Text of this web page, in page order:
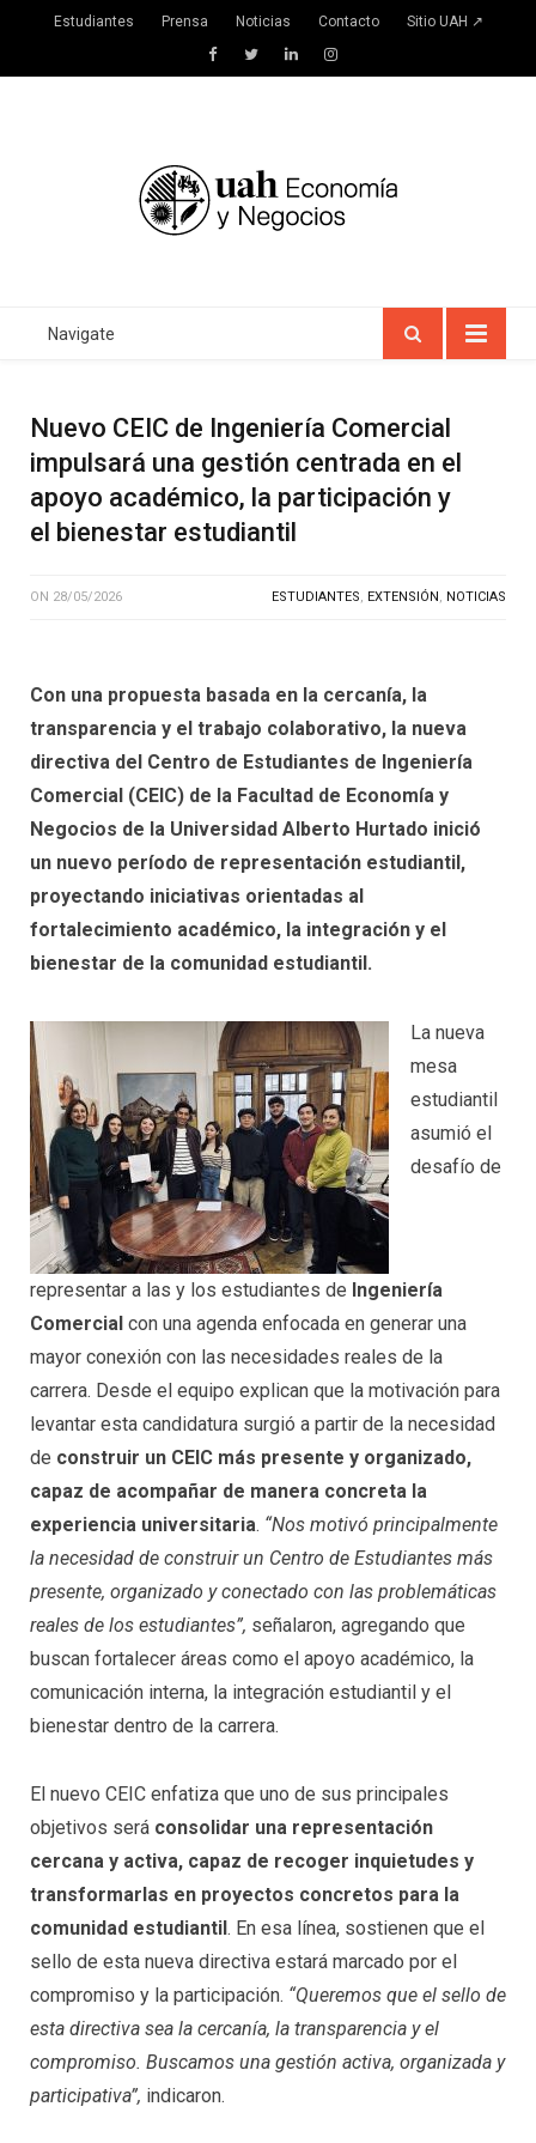
Estudiantes Prensa Noticias Contacto Sitio UAH ↗
FacebookTwitterLinkedInInstagram
Navigate
Nuevo CEIC de Ingeniería Comercial
impulsará una gestión centrada en el
apoyo académico, la participación y
el bienestar estudiantil
ON 28/05/2026 ESTUDIANTES, EXTENSIÓN, NOTICIAS
Con una propuesta basada en la cercanía, la
transparencia y el trabajo colaborativo, la nueva
directiva del Centro de Estudiantes de Ingeniería
Comercial (CEIC) de la Facultad de Economía y
Negocios de la Universidad Alberto Hurtado inició
un nuevo período de representación estudiantil,
proyectando iniciativas orientadas al
fortalecimiento académico, la integración y el
bienestar de la comunidad estudiantil.
La nueva
mesa
estudiantil
asumió el
desafío de
representar a las y los estudiantes de Ingeniería
Comercial con una agenda enfocada en generar una
mayor conexión con las necesidades reales de la
carrera. Desde el equipo explican que la motivación para
levantar esta candidatura surgió a partir de la necesidad
de construir un CEIC más presente y organizado,
capaz de acompañar de manera concreta la
experiencia universitaria. “Nos motivó principalmente
la necesidad de construir un Centro de Estudiantes más
presente, organizado y conectado con las problemáticas
reales de los estudiantes”, señalaron, agregando que
buscan fortalecer áreas como el apoyo académico, la
comunicación interna, la integración estudiantil y el
bienestar dentro de la carrera.
El nuevo CEIC enfatiza que uno de sus principales
objetivos será consolidar una representación
cercana y activa, capaz de recoger inquietudes y
transformarlas en proyectos concretos para la
comunidad estudiantil . En esa línea, sostienen que el
sello de esta nueva directiva estará marcado por el
compromiso y la participación. “Queremos que el sello de
esta directiva sea la cercanía, la transparencia y el
compromiso. Buscamos una gestión activa, organizada y
participativa”, indicaron.